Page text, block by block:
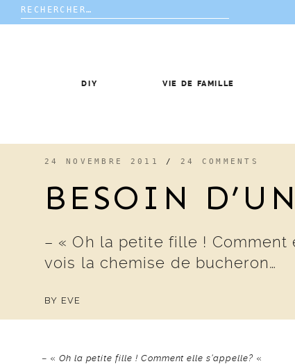
Rechercher :
DIY VIE DE FAMILLE
24 NOVEMBRE 2011 / 24 COMMENTS
BESOIN
– « Oh la petite fille ! Comment
vois la chemise de bucheron…
BY EVE
– « Oh la petite fille ! Comment elle s’appelle? «